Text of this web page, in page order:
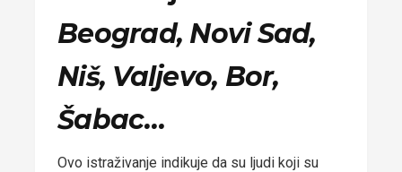
Beograd, Novi Sad,
Niš, Valjevo, Bor,
Šabac…
Ovo istraživanje indikuje da su ljudi koji su